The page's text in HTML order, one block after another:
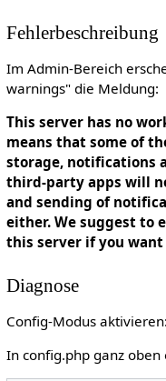
Fehlerbeschreibung
Im Admin-Bereich
warnings" die Meldung:
This server has no
means that some of
storage, notifications
third-party apps will
and sending of
either. We suggest to
this server if you
Diagnose
Config-Modus aktivieren:
In config.php ganz oben